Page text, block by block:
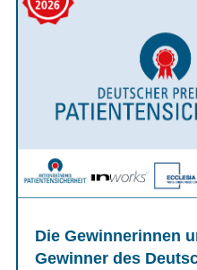
Die Gewinnerinnen
Gewinner des